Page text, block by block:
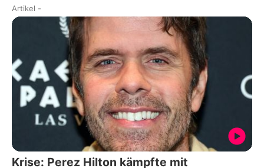
Artikel -
Krise: Perez Hilton kämpfte mit